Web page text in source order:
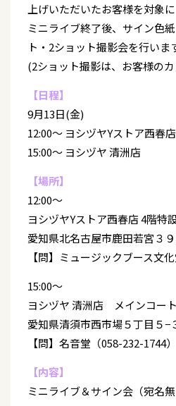
上げいただいたお客様を対象に
ミニライブ終了後、サイン色
ト・2ショット撮影会を行いま
(2ショット撮影は、お客様の
【日程】
9月13日(金)
12:00～ ヨシヅヤYストア西春店
15:00～ ヨシヅヤ 清洲店
【場所】
12:00～
ヨシヅヤYストア西春店 4階特
愛知県北名古屋市鹿田若宮３
【問】ミュージックブース文
15:00～
ヨシヅヤ 清洲店 メインコート
愛知県清須市西市場５丁目５−
【問】名音堂（058-232-1744）
【内容】
ミニライブ＆サイン会（宛名